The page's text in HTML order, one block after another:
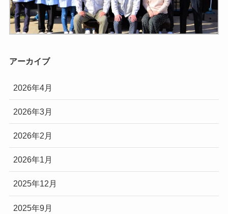
アーカイブ
2026年4月
2026年3月
2026年2月
2026年1月
2025年12月
2025年9月